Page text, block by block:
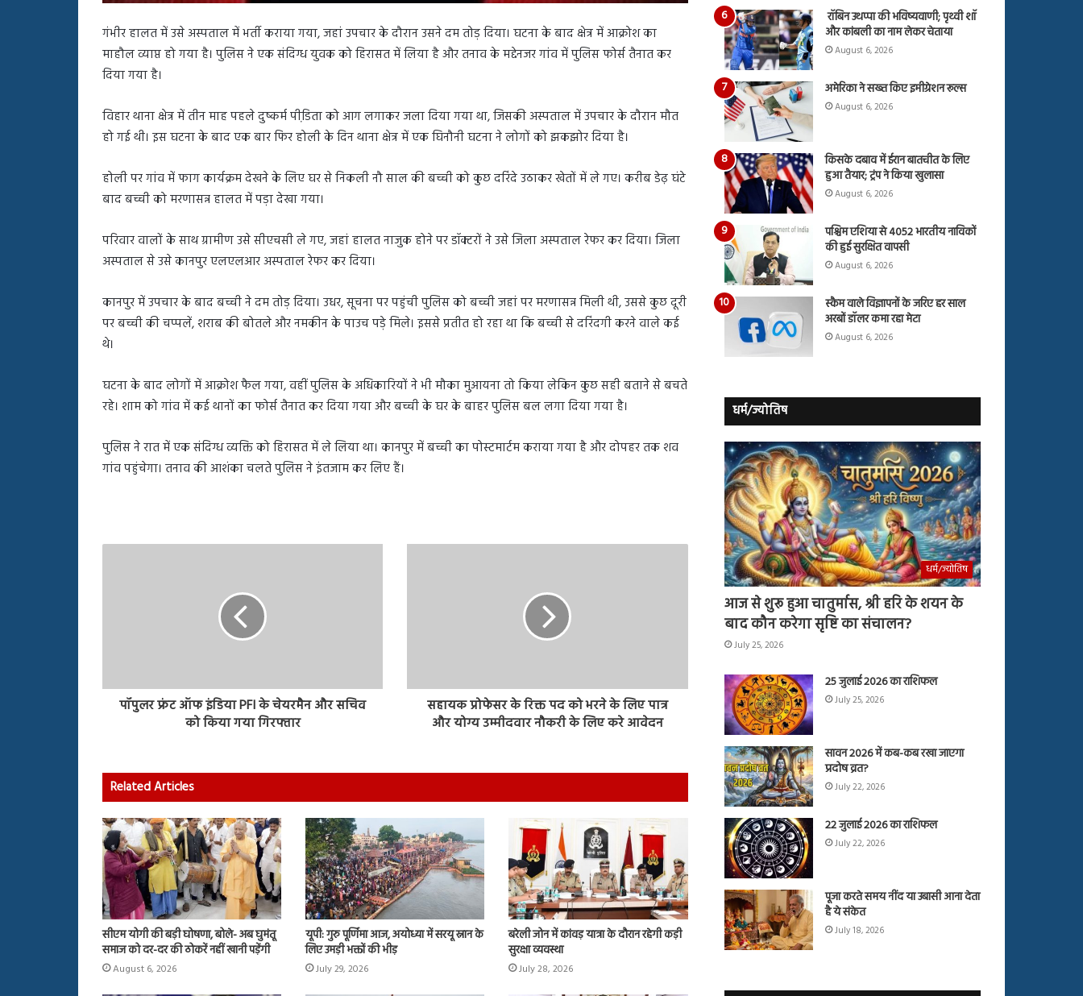
गंभीर हालत में उसे अस्पताल में भर्ती कराया गया, जहां उपचार के दौरान उसने दम तोड़ दिया। घटना के बाद क्षेत्र में आक्रोश का
माहौल व्याप्त हो गया है। पुलिस ने एक संदिग्ध युवक को हिरासत में लिया है और तनाव के मद्देनजर गांव में पुलिस फोर्स तैनात कर
दिया गया है।
विहार थाना क्षेत्र में तीन माह पहले दुष्कर्म पीडि़ता को आग लगाकर जला दिया गया था, जिसकी अस्पताल में उपचार के दौरान मौत
हो गई थी। इस घटना के बाद एक बार फिर होली के दिन थाना क्षेत्र में एक घिनौनी घटना ने लोगों को झकझोर दिया है।
होली पर गांव में फाग कार्यक्रम देखने के लिए घर से निकली नौ साल की बच्ची को कुछ दरिंदे उठाकर खेतों में ले गए। करीब डेढ़ घंटे
बाद बच्ची को मरणासन्न हालत में पड़ा देखा गया।
परिवार वालों के साथ ग्रामीण उसे सीएचसी ले गए, जहां हालत नाजुक होने पर डॉक्टरों ने उसे जिला अस्पताल रेफर कर दिया। जिला
अस्पताल से उसे कानपुर एलएलआर अस्पताल रेफर कर दिया।
कानपुर में उपचार के बाद बच्ची ने दम तोड़ दिया। उधर, सूचना पर पहुंची पुलिस को बच्ची जहां पर मरणासन्न मिली थी, उससे कुछ दूरी
पर बच्ची की चप्पलें, शराब की बोतले और नमकीन के पाउच पड़े मिले। इससे प्रतीत हो रहा था कि बच्ची से दरिंदगी करने वाले कई
थे।
घटना के बाद लोगों में आक्रोश फैल गया, वहीं पुलिस के अधिकारियों ने भी मौका मुआयना तो किया लेकिन कुछ सही बताने से बचते
रहे। शाम को गांव में कई थानों का फोर्स तैनात कर दिया गया और बच्ची के घर के बाहर पुलिस बल लगा दिया गया है।
पुलिस ने रात में एक संदिग्ध व्यक्ति को हिरासत में ले लिया था। कानपुर में बच्ची का पोस्टमार्टम कराया गया है और दोपहर तक शव
गांव पहुंचेगा। तनाव की आशंका चलते पुलिस ने इंतजाम कर लिए हैं।
पॉपुलर फ्रंट ऑफ इंडिया PFI के चेयरमैन और सचिव
को किया गया गिरफ्तार
सहायक प्रोफेसर के रिक्त पद को भरने के लिए पात्र
और योग्य उम्मीदवार नौकरी के लिए करे आवेदन
Related Articles
सीएम योगी की बड़ी घोषणा, बोले- अब घुमंतू
समाज को दर-दर की ठोकरें नहीं खानी पड़ेंगी
August 6, 2026
यूपी: गुरु पूर्णिमा आज, अयोध्या में सरयू स्नान के
लिए उमड़ी भक्तों की भीड़
July 29, 2026
बरेली जोन में कांवड़ यात्रा के दौरान रहेगी कड़ी
सुरक्षा व्यवस्था
July 28, 2026
रॉबिन उथप्पा की भविष्यवाणी; पृथ्वी शॉ
और कांबली का नाम लेकर चेताया
August 6, 2026
अमेरिका ने सख्त किए इमीग्रेशन रूल्स
August 6, 2026
किसके दबाव में ईरान बातचीत के लिए
हुआ तैयार; ट्रंप ने किया खुलासा
August 6, 2026
पश्चिम एशिया से 4052 भारतीय नाविकों
की हुई सुरक्षित वापसी
August 6, 2026
स्कैम वाले विज्ञापनों के जरिए हर साल
अरबों डॉलर कमा रहा मेटा
August 6, 2026
धर्म/ज्योतिष
धर्म/ज्योतिष
आज से शुरू हुआ चातुर्मास, श्री हरि के शयन के
बाद कौन करेगा सृष्टि का संचालन?
July 25, 2026
25 जुलाई 2026 का राशिफल
July 25, 2026
सावन 2026 में कब-कब रखा जाएगा
प्रदोष व्रत?
July 22, 2026
22 जुलाई 2026 का राशिफल
July 22, 2026
पूजा करते समय नींद या उबासी आना देता
है ये संकेत
July 18, 2026